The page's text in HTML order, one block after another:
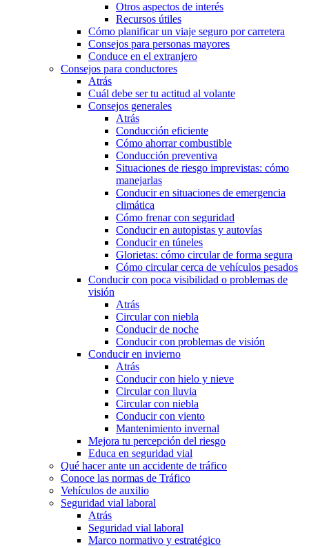
Otros aspectos de interés
Recursos útiles
Cómo planificar un viaje seguro por carretera
Consejos para personas mayores
Conduce en el extranjero
Consejos para conductores
Atrás
Cuál debe ser tu actitud al volante
Consejos generales
Atrás
Conducción eficiente
Cómo ahorrar combustible
Conducción preventiva
Situaciones de riesgo imprevistas: cómo
manejarlas
Conducir en situaciones de emergencia
climática
Cómo frenar con seguridad
Conducir en autopistas y autovías
Conducir en túneles
Glorietas: cómo circular de forma segura
Cómo circular cerca de vehículos pesados
Conducir con poca visibilidad o problemas de
visión
Atrás
Circular con niebla
Conducir de noche
Conducir con problemas de visión
Conducir en invierno
Atrás
Conducir con hielo y nieve
Circular con lluvia
Circular con niebla
Conducir con viento
Mantenimiento invernal
Mejora tu percepción del riesgo
Educa en seguridad vial
Qué hacer ante un accidente de tráfico
Conoce las normas de Tráfico
Vehículos de auxilio
Seguridad vial laboral
Atrás
Seguridad vial laboral
Marco normativo y estratégico